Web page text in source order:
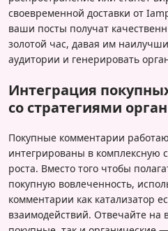
своевременной доставки от
ваши посты получат
золотой час, давая им
аудитории и генерировать
Интеграция
со стратегиями
Покупные комментарии
интегрированы в комплексную
роста. Вместо того чтобы
покупную вовлеченность,
комментарии как катализатор
взаимодействий. Отвечайте на